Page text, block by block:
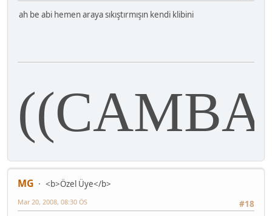
ah be abi hemen araya sıkıştırmışın kendi klibini
MG
<b>Özel Üye</b>
#18
Mar 20, 2008, 08:30 ÖS